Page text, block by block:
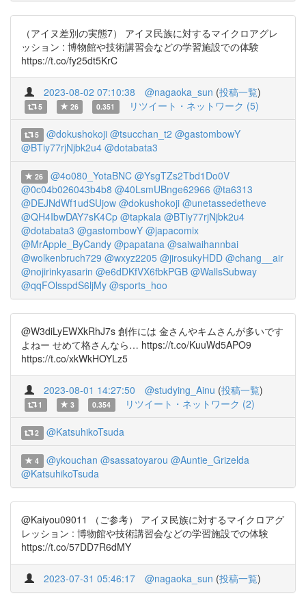
（アイヌ差別の実態7） アイヌ民族に対するマイクロアグレ
ッション : 博物館や技術講習会などの学習施設での体験
https://t.co/fy25dt5KrC
2023-08-02 07:10:38 @nagaoka_sun (投稿一覧)
5 26 0.351 リツイート・ネットワーク (5)
5 @dokushokoji @tsucchan_t2 @gastombowY
@BTiy77rjNjbk2u4 @dotabata3
26 @4o080_YotaBNC @YsgTZs2Tbd1Do0V
@0c04b026043b4b8 @40LsmUBnge62966 @ta6313
@DEJNdWf1udSUjow @dokushokoji @unetassedetheve
@QH4IbwDAY7sK4Cp @tapkala @BTiy77rjNjbk2u4
@dotabata3 @gastombowY @japacomix
@MrApple_ByCandy @papatana @saiwaihannbai
@wolkenbruch729 @wxyz2205 @jirosukyHDD @chang__air
@nojirinkyasarin @e6dDKfVX6fbkPGB @WallsSubway
@qqFOlsspdS6ljMy @sports_hoo
@W3diLyEWXkRhJ7s 創作には 金さんやキムさんが多いです
よねー せめて格さんなら… https://t.co/KuuWd5APO9
https://t.co/xkWkHOYLz5
2023-08-01 14:27:50 @studying_Ainu (投稿一覧)
1 3 0.354 リツイート・ネットワーク (2)
2 @KatsuhikoTsuda
4 @ykouchan @sassatoyarou @Auntie_Grizelda
@KatsuhikoTsuda
@Kaiyou09011 （ご参考） アイヌ民族に対するマイクロアグ
レッション : 博物館や技術講習会などの学習施設での体験
https://t.co/57DD7R6dMY
2023-07-31 05:46:17 @nagaoka_sun (投稿一覧)